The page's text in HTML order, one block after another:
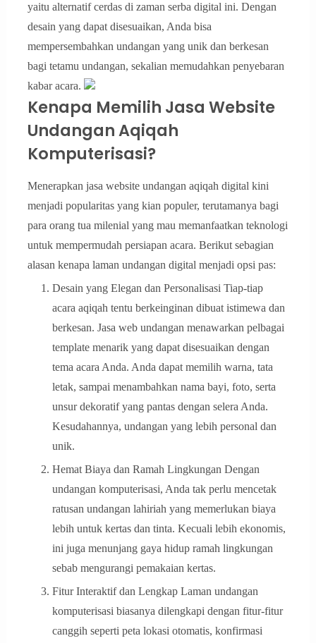
yaitu alternatif cerdas di zaman serba digital ini. Dengan
desain yang dapat disesuaikan, Anda bisa
mempersembahkan undangan yang unik dan berkesan
bagi tetamu undangan, sekalian memudahkan penyebaran
kabar acara.
Kenapa Memilih Jasa Website
Undangan Aqiqah
Komputerisasi?
Menerapkan jasa website undangan aqiqah digital kini
menjadi popularitas yang kian populer, terutamanya bagi
para orang tua milenial yang mau memanfaatkan teknologi
untuk mempermudah persiapan acara. Berikut sebagian
alasan kenapa laman undangan digital menjadi opsi pas:
Desain yang Elegan dan Personalisasi Tiap-tiap
acara aqiqah tentu berkeinginan dibuat istimewa dan
berkesan. Jasa web undangan menawarkan pelbagai
template menarik yang dapat disesuaikan dengan
tema acara Anda. Anda dapat memilih warna, tata
letak, sampai menambahkan nama bayi, foto, serta
unsur dekoratif yang pantas dengan selera Anda.
Kesudahannya, undangan yang lebih personal dan
unik.
Hemat Biaya dan Ramah Lingkungan Dengan
undangan komputerisasi, Anda tak perlu mencetak
ratusan undangan lahiriah yang memerlukan biaya
lebih untuk kertas dan tinta. Kecuali lebih ekonomis,
ini juga menunjang gaya hidup ramah lingkungan
sebab mengurangi pemakaian kertas.
Fitur Interaktif dan Lengkap Laman undangan
komputerisasi biasanya dilengkapi dengan fitur-fitur
canggih seperti peta lokasi otomatis, konfirmasi